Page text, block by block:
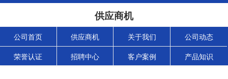
供应商机
公司首页 供应商机 关于我们 公司动态
荣誉认证 招聘中心 客户案例 产品知识